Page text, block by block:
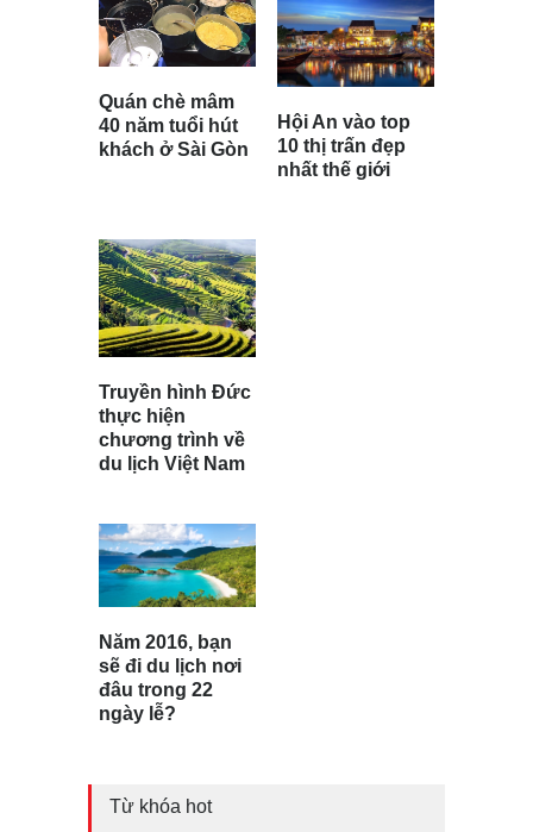
Quán chè mâm
40 năm tuổi hút
khách ở Sài Gòn
Hội An vào top
10 thị trấn đẹp
nhất thế giới
Truyền hình Đức
thực hiện
chương trình về
du lịch Việt Nam
Năm 2016, bạn
sẽ đi du lịch nơi
đâu trong 22
ngày lễ?
Từ khóa hot